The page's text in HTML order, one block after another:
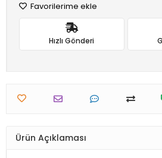
Favorilerime ekle
Hızlı Gönderi
Ürün Açıklaması